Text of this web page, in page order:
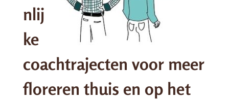
nlij
ke
coachtrajecten voor meer
floreren thuis en op het